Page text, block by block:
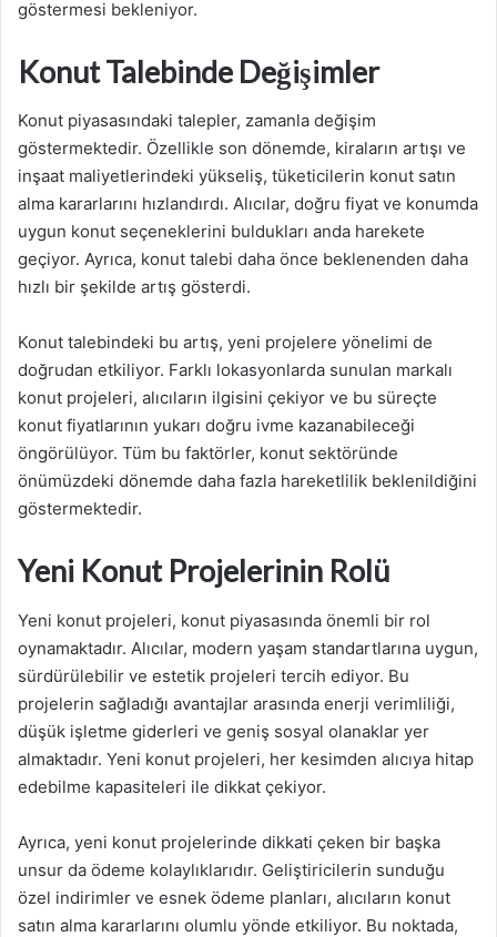
göstermesi bekleniyor.
Konut Talebinde Değişimler
Konut piyasasındaki talepler, zamanla değişim
göstermektedir. Özellikle son dönemde, kiraların artışı ve
inşaat maliyetlerindeki yükseliş, tüketicilerin konut satın
alma kararlarını hızlandırdı. Alıcılar, doğru fiyat ve konumda
uygun konut seçeneklerini buldukları anda harekete
geçiyor. Ayrıca, konut talebi daha önce beklenenden daha
hızlı bir şekilde artış gösterdi.
Konut talebindeki bu artış, yeni projelere yönelimi de
doğrudan etkiliyor. Farklı lokasyonlarda sunulan markalı
konut projeleri, alıcıların ilgisini çekiyor ve bu süreçte
konut fiyatlarının yukarı doğru ivme kazanabileceği
öngörülüyor. Tüm bu faktörler, konut sektöründe
önümüzdeki dönemde daha fazla hareketlilik beklenildiğini
göstermektedir.
Yeni Konut Projelerinin Rolü
Yeni konut projeleri, konut piyasasında önemli bir rol
oynamaktadır. Alıcılar, modern yaşam standartlarına uygun,
sürdürülebilir ve estetik projeleri tercih ediyor. Bu
projelerin sağladığı avantajlar arasında enerji verimliliği,
düşük işletme giderleri ve geniş sosyal olanaklar yer
almaktadır. Yeni konut projeleri, her kesimden alıcıya hitap
edebilme kapasiteleri ile dikkat çekiyor.
Ayrıca, yeni konut projelerinde dikkati çeken bir başka
unsur da ödeme kolaylıklarıdır. Geliştiricilerin sunduğu
özel indirimler ve esnek ödeme planları, alıcıların konut
satın alma kararlarını olumlu yönde etkiliyor. Bu noktada,